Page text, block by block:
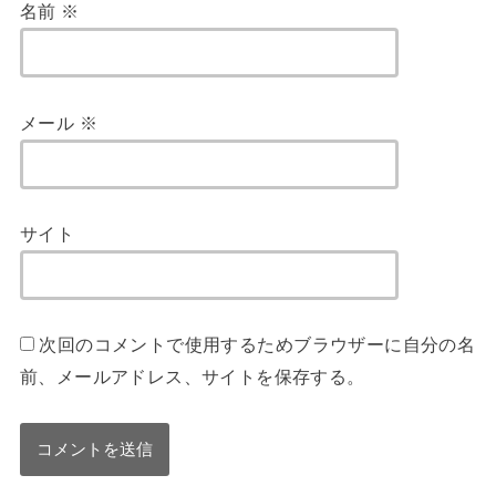
名前 ※
メール ※
サイト
次回のコメントで使用するためブラウザーに自分の名
前、メールアドレス、サイトを保存する。